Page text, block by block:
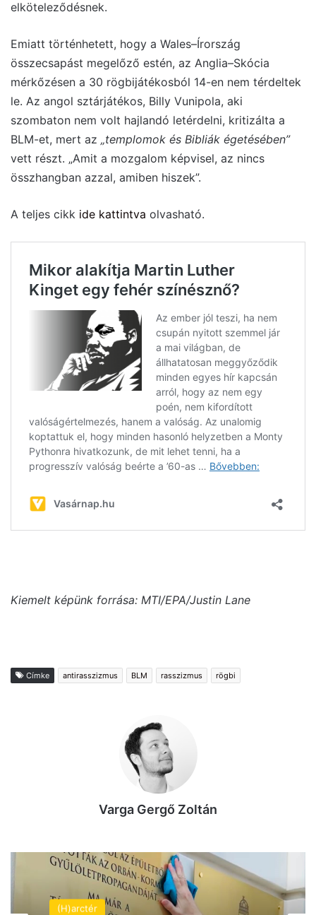
elköteleződésnek.
Emiatt történhetett, hogy a Wales–Írország
összecsapást megelőző estén, az Anglia–Skócia
mérkőzésen a 30 rögbijátékosból 14-en nem térdeltek
le. Az angol sztárjátékos, Billy Vunipola, aki
szombaton nem volt hajlandó letérdelni, kritizálta a
BLM-et, mert az „templomok és Bibliák égetésében”
vett részt. „Amit a mozgalom képvisel, az nincs
összhangban azzal, amiben hiszek”.
A teljes cikk ide kattintva olvasható.
Kiemelt képünk forrása: MTI/EPA/Justin Lane
Címke antirasszizmus BLM rasszizmus rögbi
Varga Gergő Zoltán
(H)arctér